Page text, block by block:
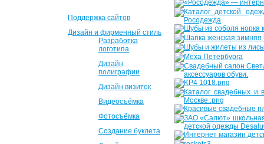
Поддержка сайтов
Дизайн и фирменный стиль
Разработка
логотипа
Дизайн
полиграфии
Дизайн визиток
Видеосъёмка
Фотосъёмка
Создание буклета